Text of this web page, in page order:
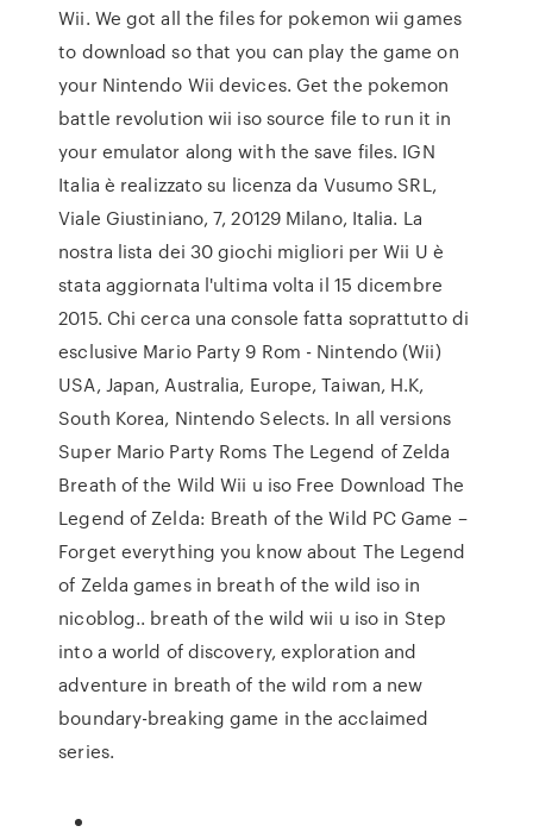
Wii. We got all the files for pokemon wii games
to download so that you can play the game on
your Nintendo Wii devices. Get the pokemon
battle revolution wii iso source file to run it in
your emulator along with the save files. IGN
Italia è realizzato su licenza da Vusumo SRL,
Viale Giustiniano, 7, 20129 Milano, Italia. La
nostra lista dei 30 giochi migliori per Wii U è
stata aggiornata l'ultima volta il 15 dicembre
2015. Chi cerca una console fatta soprattutto di
esclusive Mario Party 9 Rom - Nintendo (Wii)
USA, Japan, Australia, Europe, Taiwan, H.K,
South Korea, Nintendo Selects. In all versions
Super Mario Party Roms The Legend of Zelda
Breath of the Wild Wii u iso Free Download The
Legend of Zelda: Breath of the Wild PC Game –
Forget everything you know about The Legend
of Zelda games in breath of the wild iso in
nicoblog.. breath of the wild wii u iso in Step
into a world of discovery, exploration and
adventure in breath of the wild rom a new
boundary-breaking game in the acclaimed
series.